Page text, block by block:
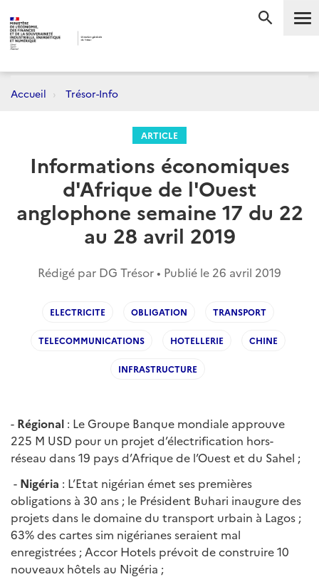
Accueil Trésor-Info
ARTICLE
Informations économiques
d'Afrique de l'Ouest
anglophone semaine 17 du 22
au 28 avril 2019
Rédigé par DG Trésor • Publié le 26 avril 2019
ELECTRICITE OBLIGATION TRANSPORT
TELECOMMUNICATIONS HOTELLERIE CHINE
INFRASTRUCTURE
- Régional : Le Groupe Banque mondiale approuve
225 M USD pour un projet d’électrification hors-
réseau dans 19 pays d’Afrique de l’Ouest et du Sahel ;
- Nigéria : L’Etat nigérian émet ses premières
obligations à 30 ans ; le Président Buhari inaugure des
projets dans le domaine du transport urbain à Lagos ;
63% des cartes sim nigérianes seraient mal
enregistrées ; Accor Hotels prévoit de construire 10
nouveaux hôtels au Nigéria ;